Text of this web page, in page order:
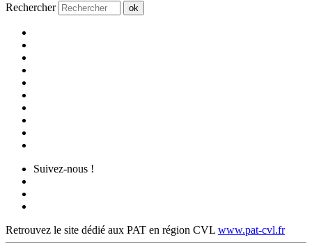
Rechercher ok
Suivez-nous !
Retrouvez le site dédié aux PAT en région CVL www.pat-cvl.fr